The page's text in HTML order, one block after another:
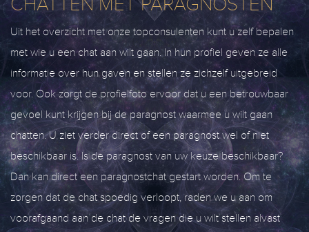
CHATTEN MET PARAGNOSTEN
Uit het overzicht met onze topconsulenten kunt u zelf bepalen
met wie u een chat aan wilt gaan. In hun profiel geven ze alle
informatie over hun gaven en stellen ze zichzelf uitgebreid
voor. Ook zorgt de profielfoto ervoor dat u een betrouwbaar
gevoel kunt krijgen bij de paragnost waarmee u wilt gaan
chatten. U ziet verder direct of een paragnost wel of niet
beschikbaar is. Is de paragnost van uw keuze beschikbaar?
Dan kan direct een paragnostchat gestart worden. Om te
zorgen dat de chat spoedig verloopt, raden we u aan om
voorafgaand aan de chat de vragen die u wilt stellen alvast